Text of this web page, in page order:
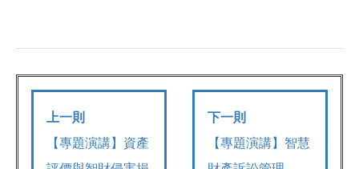
上一則
【專題演講】資產
下一則
【專題演講】智慧